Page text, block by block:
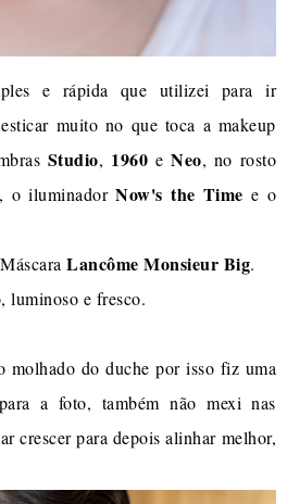
e rápida que utilizei para ir
muito no que toca a makeup
Studio, 1960 eNeo, no rosto
, o iluminadorNow's the Time e o
Lancôme Monsieur Big.
luminoso e fresco.
molhado do duche por isso fiz uma
a foto, também não mexi nas
crescer para depois alinhar melhor,